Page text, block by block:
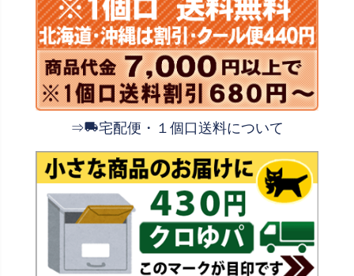
⇒ 宅配便・１個口送料について